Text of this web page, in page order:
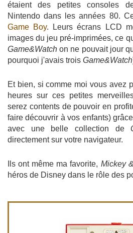
étaient des petites consoles
Nintendo dans les années 80.
Game Boy. Leurs écrans LCD
images du jeu pré-imprimées, ce
Game&Watch on ne pouvait jour
pourquoi j'avais trois Game&Watch
Et bien, si comme moi vous avez
heures sur ces petites
serez contents de pouvoir en
faire découvrir à vos enfants)
avec une belle collection de
directement sur votre navigateur.
Ils ont même ma favorite, Mickey
héros de Disney dans le rôle des